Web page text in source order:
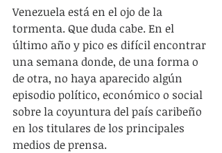
Venezuela está en el ojo de la
tormenta. Que duda cabe. En el
último año y pico es difícil encontrar
una semana donde, de una forma o
de otra, no haya aparecido algún
episodio político, económico o social
sobre la coyuntura del país caribeño
en los titulares de los principales
medios de prensa.